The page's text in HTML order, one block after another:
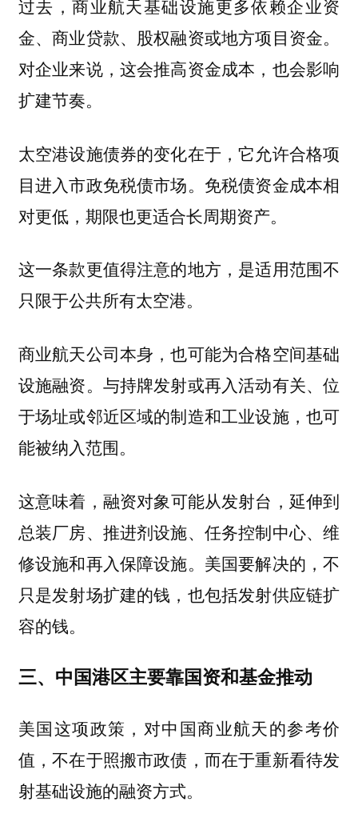
过去，商业航天基础设施更多依赖企业资
金、商业贷款、股权融资或地方项目资金。
对企业来说，这会推高资金成本，也会影响
扩建节奏。
太空港设施债券的变化在于，它允许合格项
目进入市政免税债市场。 免税债资金成本相
对更低，期限也更适合长周期资产。
这一条款更值得注意的地方，是适用范围不
只限于公共所有太空港。
商业航天公司本身，也可能为合格空间基础
设施融资。与持牌发射或再入活动有关、位
于场址或邻近区域的制造和工业设施，也可
能被纳入范围。
这意味着， 融资对象可能从发射台，延伸到
总装厂房、推进剂设施、任务控制中心、维
修设施和再入保障设施。 美国要解决的，不
只是发射场扩建的钱，也包括发射供应链扩
容的钱。
三、中国港区主要靠国资和基金推动
美国这项政策，对中国商业航天的参考价
值，不在于照搬市政债，而在于重新看待发
射基础设施的融资方式。